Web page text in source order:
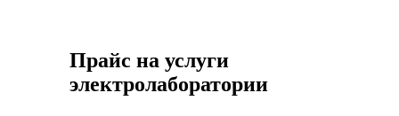
Прайс на услуги
электролаборатории